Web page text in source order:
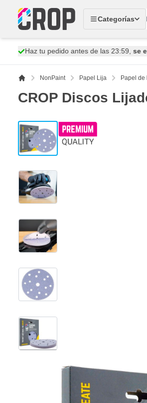
Categorías
Haz tu pedido antes de las 23:59, se
NonPaint Papel Lija Papel de
CROP Discos
View larger image
View larger image
View larger image
View larger image
View larger image